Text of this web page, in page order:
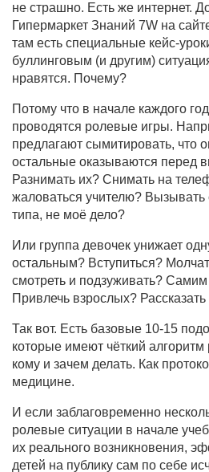
не страшно. Есть же интернет.
Гипермаркет Знаний 7W на
там есть специальные кейс-
буллинговым (и другим)
нравятся. Почему?
Потому что в начале каждого
проводятся ролевые игры.
предлагают сымитировать, что
остальные оказываются перед
Разнимать их? Снимать на
жаловаться учителю? Вызывать
типа, не моё дело?
Или группа девочек унижает
остальным? Вступиться?
смотреть и подзуживать? Самим
Привлечь взрослых?
Так вот. Есть базовые 10-15
которые имеют чёткий алгоритм
кому и зачем делать. Как
медицине.
И если заблаговременно
ролевые ситуации в начале
их реального возникновения,
детей на публику сам по себе